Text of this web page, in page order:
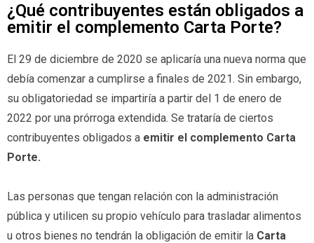
¿Qué contribuyentes están obligados a
emitir el complemento Carta Porte?
El 29 de diciembre de 2020 se aplicaría una nueva norma que
debía comenzar a cumplirse a finales de 2021. Sin embargo,
su obligatoriedad se impartiría a partir del 1 de enero de
2022 por una prórroga extendida. Se trataría de ciertos
contribuyentes obligados a emitir el complemento Carta
Porte.
Las personas que tengan relación con la administración
pública y utilicen su propio vehículo para trasladar alimentos
u otros bienes no tendrán la obligación de emitir la Carta